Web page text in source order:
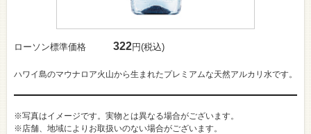
ローソン標準価格 322円(税込)
ハワイ島のマウナロア火山から生まれたプレミアムな天然アルカリ水です。
※写真はイメージです。実物とは異なる場合がございます。
※店舗、地域によりお取扱いのない場合がございます。